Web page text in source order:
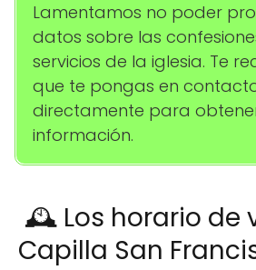
Lamentamos no poder
datos sobre las
servicios de la iglesia. Te
que te pongas en
directamente para
información.
🕰️ Los horario de
Capilla San